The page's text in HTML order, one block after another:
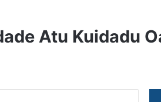
Atu Kuidadu